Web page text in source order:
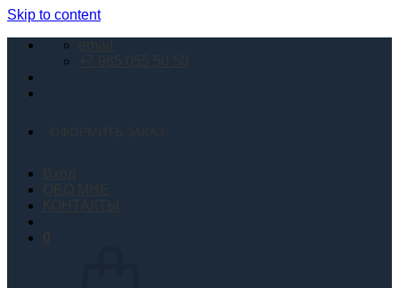
Skip to content
email
+7 985 055 50 50
ОФОРМИТЬ ЗАКАЗ
ОБО МНЕ
КОНТАКТЫ